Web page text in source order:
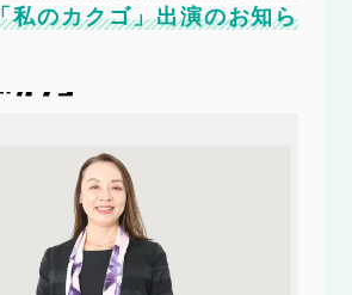
私のカクゴ」出演のお知ら